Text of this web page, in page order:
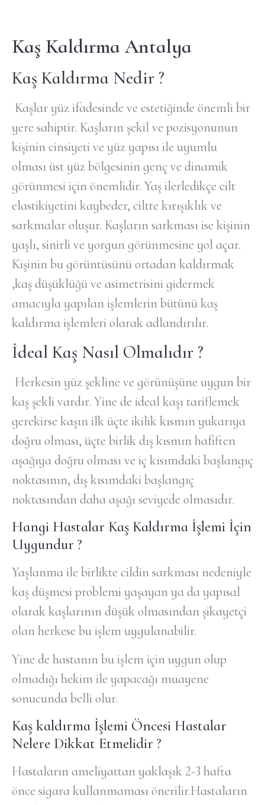
Kaş Kaldırma Antalya
Kaş Kaldırma Nedir ?
Kaşlar yüz ifadesinde ve estetiğinde önemli bir
yere sahiptir. Kaşların şekil ve pozisyonunun
kişinin cinsiyeti ve yüz yapısı ile uyumlu
olması üst yüz bölgesinin genç ve dinamik
görünmesi için önemlidir. Yaş ilerledikçe cilt
elastikiyetini kaybeder, ciltte kırışıklık ve
sarkmalar oluşur. Kaşların sarkması ise kişinin
yaşlı, sinirli ve yorgun görünmesine yol açar.
Kişinin bu görüntüsünü ortadan kaldırmak
,kaş düşüklüğü ve asimetrisini gidermek
amacıyla yapılan işlemlerin bütünü kaş
kaldırma işlemleri olarak adlandırılır.
İdeal Kaş Nasıl Olmalıdır ?
Herkesin yüz şekline ve görünüşüne uygun bir
kaş şekli vardır. Yine de ideal kaşı tariflemek
gerekirse kaşın ilk üçte ikilik kısmın yukarıya
doğru olması, üçte birlik dış kısmın hafiften
aşağıya doğru olması ve iç kısımdaki başlangıç
noktasının, dış kısımdaki başlangıç
noktasından daha aşağı seviyede olmasıdır.
Hangi Hastalar Kaş Kaldırma İşlemi İçin
Uygundur ?
Yaşlanma ile birlikte cildin sarkması nedeniyle
kaş düşmesi problemi yaşayan ya da yapısal
olarak kaşlarının düşük olmasından şikayetçi
olan herkese bu işlem uygulanabilir.
Yine de hastanın bu işlem için uygun olup
olmadığı hekim ile yapacağı muayene
sonucunda belli olur.
Kaş kaldırma İşlemi Öncesi Hastalar
Nelere Dikkat Etmelidir ?
Hastaların ameliyattan yaklaşık 2-3 hafta
önce sigara kullanmaması önerilir.Hastaların